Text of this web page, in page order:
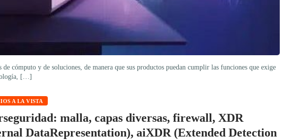
cómputo y de soluciones, de manera que sus productos puedan cumplir las funciones que exige
[…]
A LA VISTA
malla, capas diversas, firewall, XDR
DataRepresentation), aiXDR (Extended Detection